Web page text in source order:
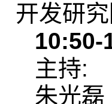
开发研
10:50-
主持:
朱光